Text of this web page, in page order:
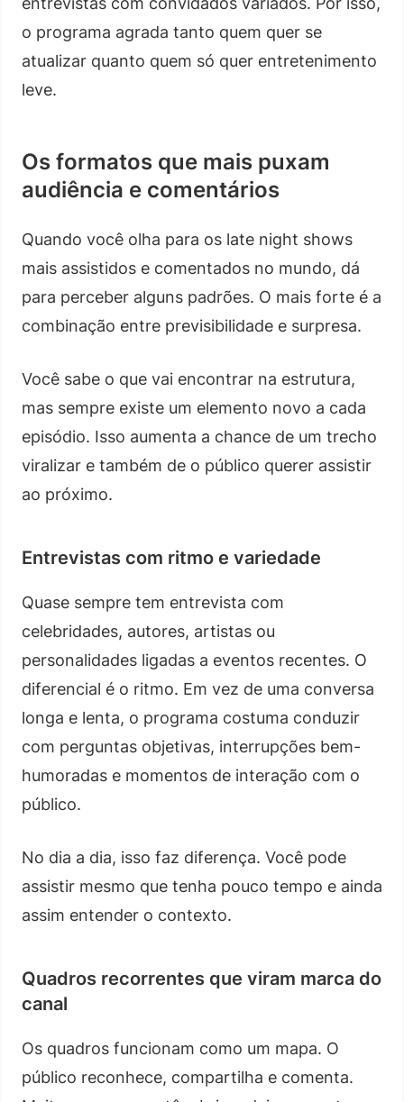
o programa agrada tanto quem quer se
atualizar quanto quem só quer entretenimento
leve.
Os formatos que mais puxam
audiência e comentários
Quando você olha para os late night shows
mais assistidos e comentados no mundo, dá
para perceber alguns padrões. O mais forte é a
combinação entre previsibilidade e surpresa.
Você sabe o que vai encontrar na estrutura,
mas sempre existe um elemento novo a cada
episódio. Isso aumenta a chance de um trecho
viralizar e também de o público querer assistir
ao próximo.
Entrevistas com ritmo e variedade
Quase sempre tem entrevista com
celebridades, autores, artistas ou
personalidades ligadas a eventos recentes. O
diferencial é o ritmo. Em vez de uma conversa
longa e lenta, o programa costuma conduzir
com perguntas objetivas, interrupções bem-
humoradas e momentos de interação com o
público.
No dia a dia, isso faz diferença. Você pode
assistir mesmo que tenha pouco tempo e ainda
assim entender o contexto.
Quadros recorrentes que viram marca do
canal
Os quadros funcionam como um mapa. O
público reconhece, compartilha e comenta.